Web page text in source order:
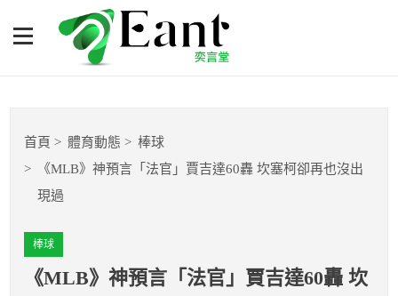
《MLB》神預言「法官」賈
吉達60轟 坎塞柯卻再也沒出
籃球
棒球
球隊數據
首頁 體育動態
棒球
《MLB》神預言「法官」賈吉達60轟 坎塞柯卻再也沒出
現過
棒球
《MLB》神預言「法官」賈吉達60轟 坎